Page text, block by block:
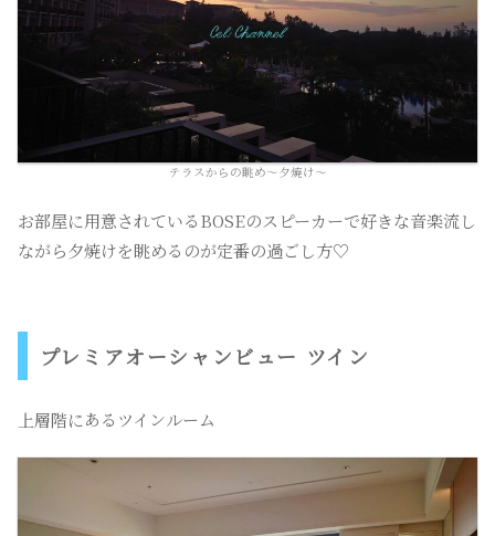
テラスからの眺め〜夕焼け〜
お部屋に用意されているBOSEのスピーカーで好きな音楽流し
ながら夕焼けを眺めるのが定番の過ごし方♡
プレミアオーシャンビュー ツイン
上層階にあるツインルーム